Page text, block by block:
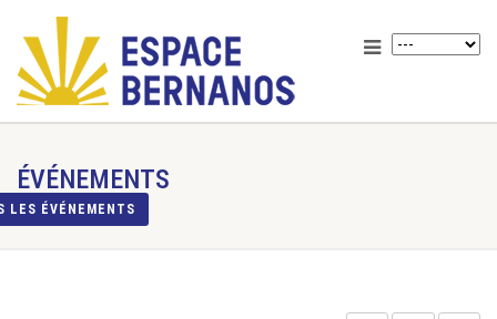
ÉVÉNEMENTS
LES ÉVÉNEMENTS